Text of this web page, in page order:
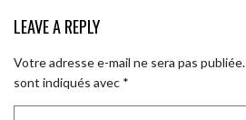
LEAVE A REPLY
Votre adresse e-mail ne sera pas publiée.
sont indiqués avec *